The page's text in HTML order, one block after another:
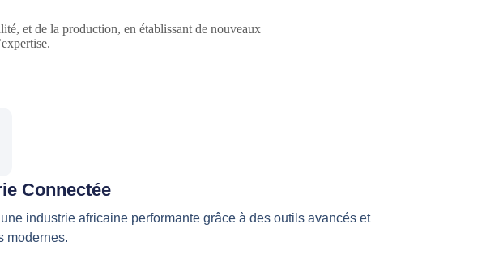
et de la production, en établissant de nouveaux
Connectée
industrie africaine performante grâce à des outils avancés et
modernes.